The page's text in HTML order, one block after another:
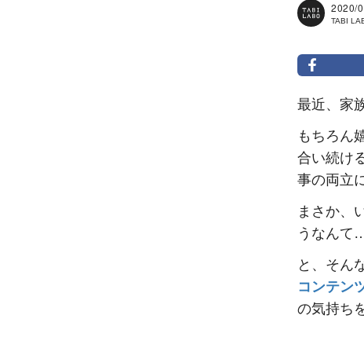
2020/
TABI
最近、家
もちろん
合い続け
事の両立
まさか、
うなんて
と、そん
コンテン
の気持ち